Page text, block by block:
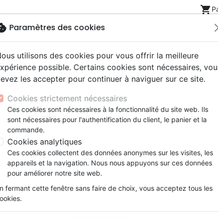
shopping_cart
NouveautésBibles
Segond 21
Segond
NEG
Livres
Famille, couple
Souffrance, Relation d'aide
Santé
eBooks
Couple
Méditations
Souffrance, Relation d'aide
Psychologie
Jeunesse
ans
Bibles jeunesse
Latino, Folk
Soul
Instrumental
Louange, Adoration
Hardrock, Métal
conférences
Documentaires, reportages
Accessoires de Bible
Papeterie
Perritt
a travaillé parmi la jeunesse pendant plus
le directeur des publications de l’organisation
et l’animateur d’un podcast destiné aux personnes
Paramètres des cookies
utilisons des cookies pour vous offrir la meilleure
possible. Certains cookies sont nécessaires,
les accepter pour continuer à naviguer sur ce site.
Cookies strictement nécessaires
Ces cookies sont nécessaires à la fonctionnalité du site web. Ils
sont nécessaires pour l'authentification du client, le panier et la
commande.
Cookies analytiques
Ces cookies collectent des données anonymes sur les visites, les
appareils et la navigation. Nous nous appuyons sur ces données
pour améliorer notre site web.
fermant cette fenêtre sans faire de choix, vous acceptez tous les